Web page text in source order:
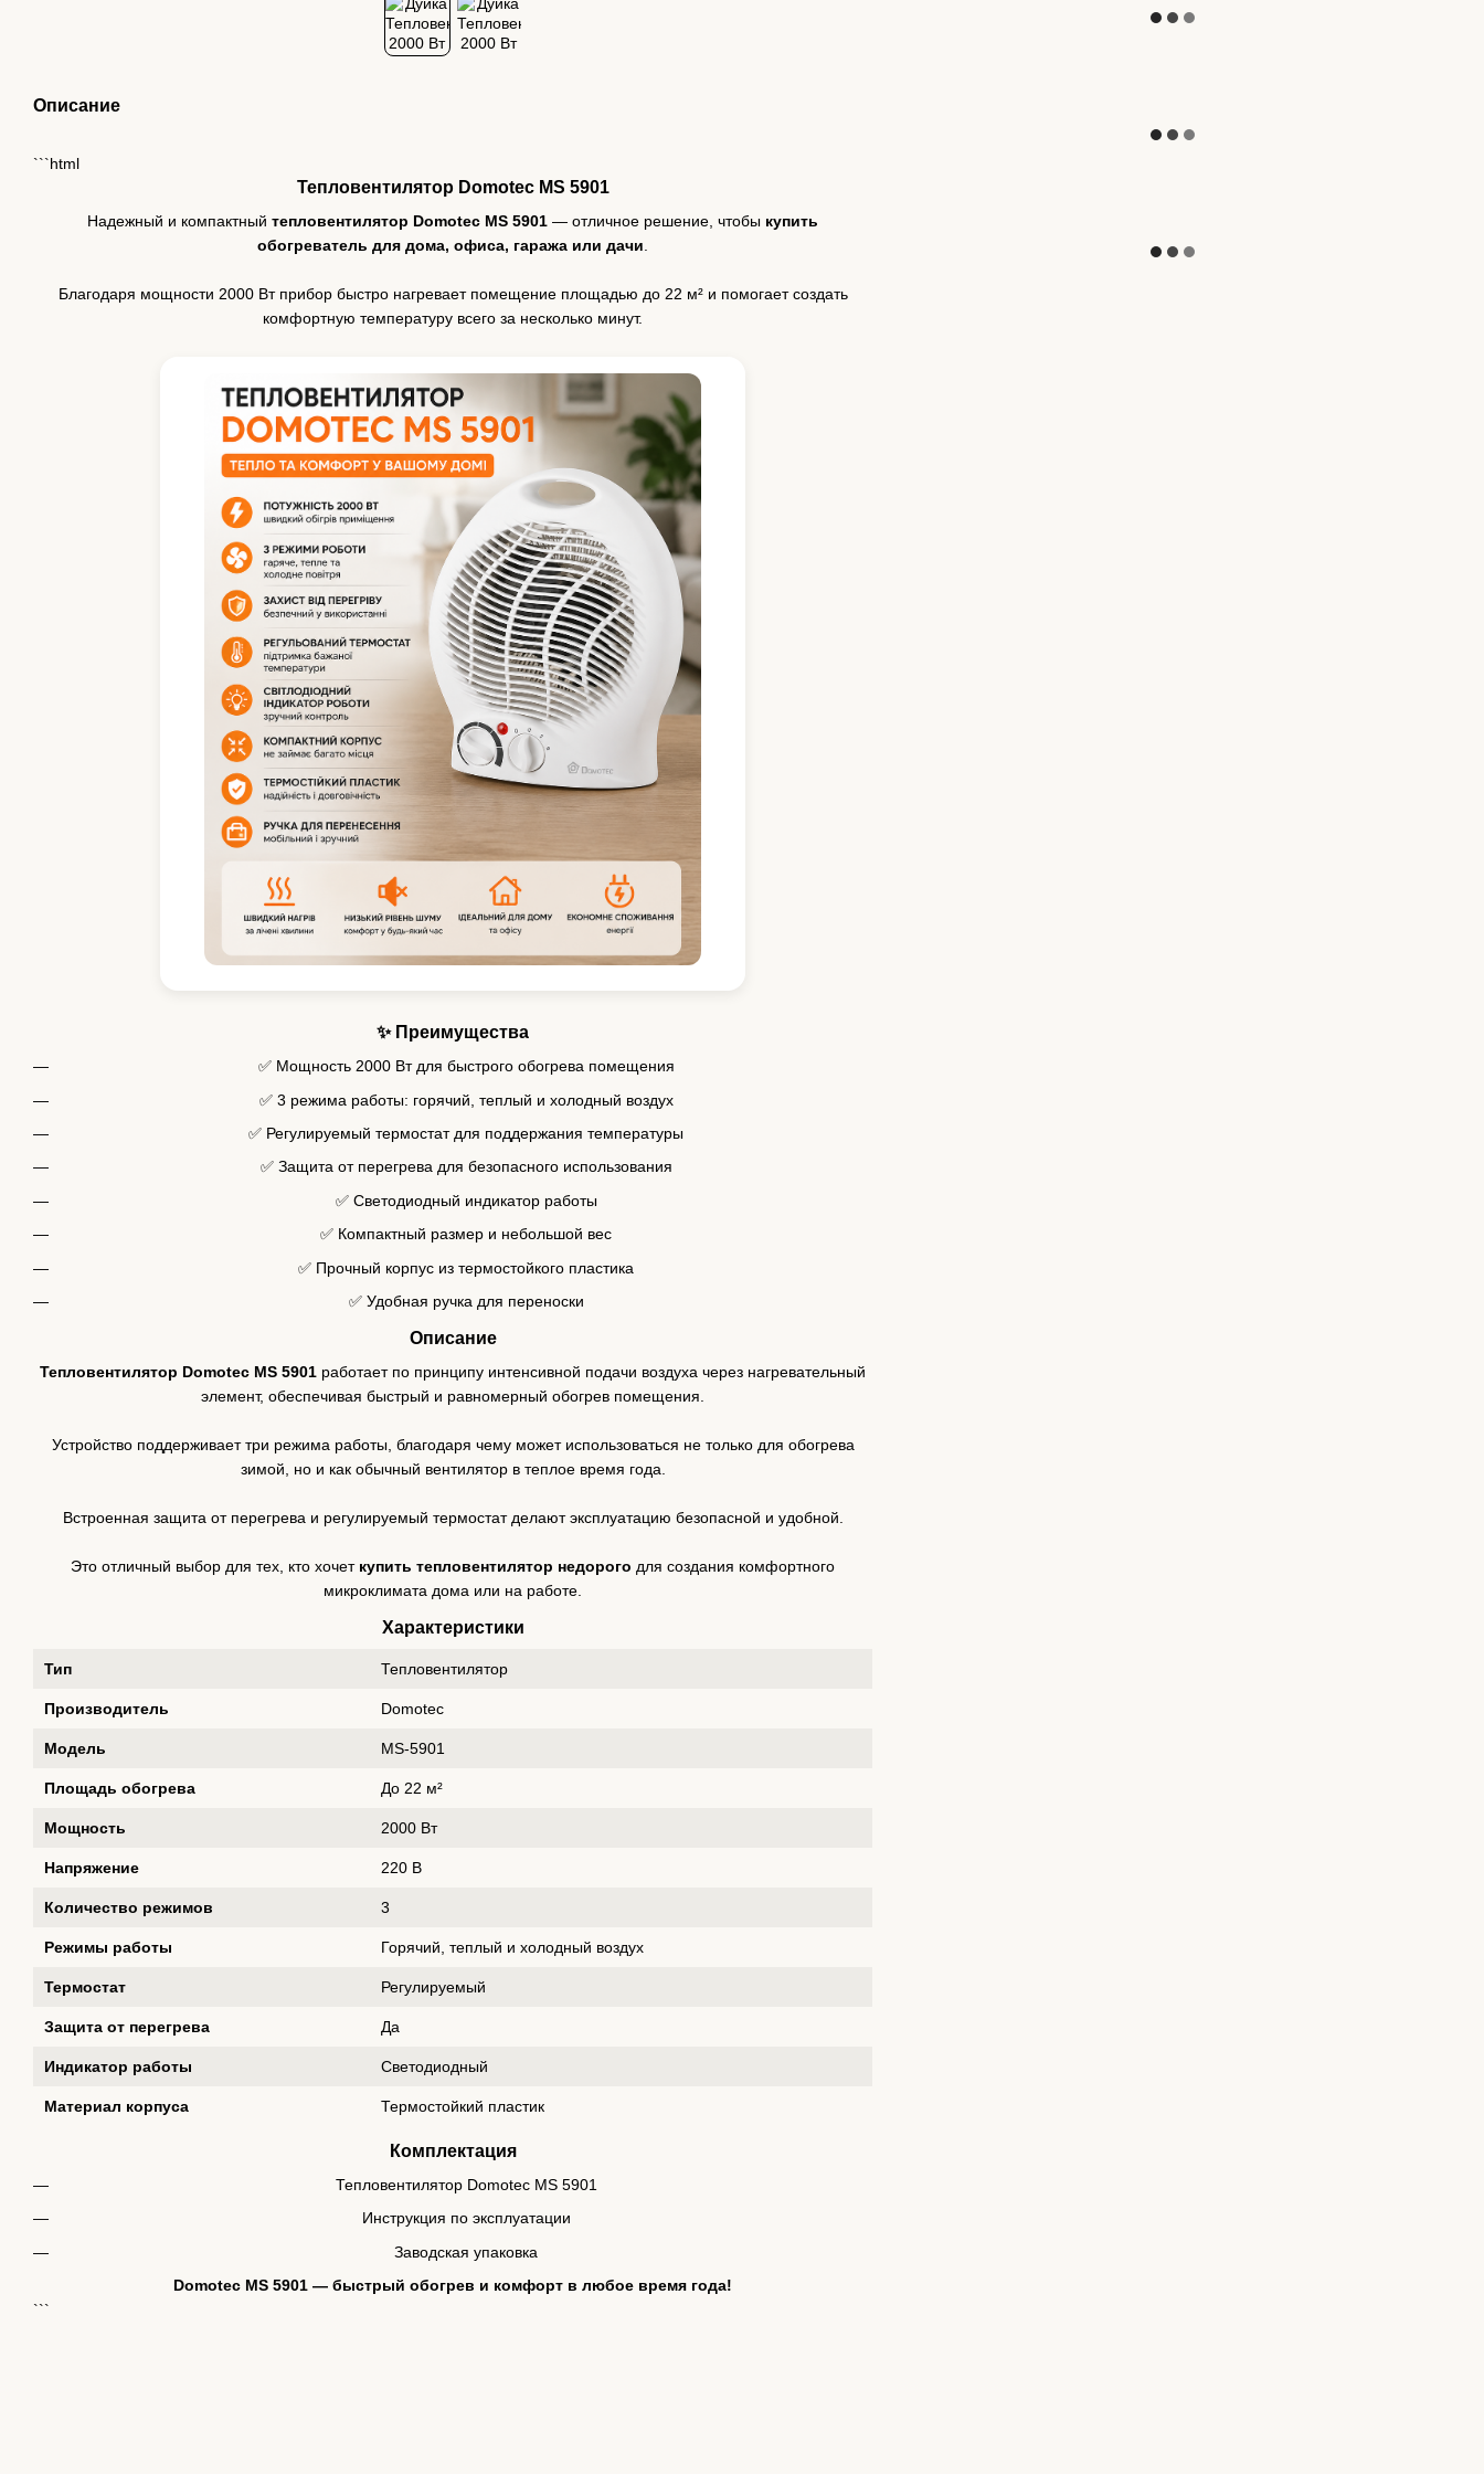
Описание
```html
Тепловентилятор Domotec MS 5901
Надежный и компактныйтепловентилятор Domotec MS 5901 — отличное решение, чтобы купить
обогреватель для дома, офиса, гаража или дачи.
Благодаря мощности 2000 Вт прибор быстро нагревает помещение площадью до 22 м² и помогает создать
комфортную температуру всего за несколько минут.
✨ Преимущества
✅ Мощность 2000 Вт для быстрого обогрева помещения
✅ 3 режима работы: горячий, теплый и холодный воздух
✅ Регулируемый термостат для поддержания температуры
✅ Защита от перегрева для безопасного использования
✅ Светодиодный индикатор работы
✅ Компактный размер и небольшой вес
✅ Прочный корпус из термостойкого пластика
✅ Удобная ручка для переноски
Описание
Тепловентилятор Domotec MS 5901 работает по принципу интенсивной подачи воздуха через нагревательный
элемент, обеспечивая быстрый и равномерный обогрев помещения.
Устройство поддерживает три режима работы, благодаря чему может использоваться не только для обогрева
зимой, но и как обычный вентилятор в теплое время года.
Встроенная защита от перегрева и регулируемый термостат делают эксплуатацию безопасной и удобной.
Это отличный выбор для тех, кто хочет купить тепловентилятор недорого для создания комфортного
микроклимата дома или на работе.
Характеристики
Тип Тепловентилятор
Производитель Domotec
Модель MS-5901
Площадь обогрева До 22 м²
Мощность 2000 Вт
Напряжение 220 В
Количество режимов 3
Режимы работы Горячий, теплый и холодный воздух
Термостат Регулируемый
Защита от перегрева Да
Индикатор работы Светодиодный
Материал корпуса Термостойкий пластик
Комплектация
Тепловентилятор Domotec MS 5901
Инструкция по эксплуатации
Заводская упаковка
Domotec MS 5901 — быстрый обогрев и комфорт в любое время года!
```